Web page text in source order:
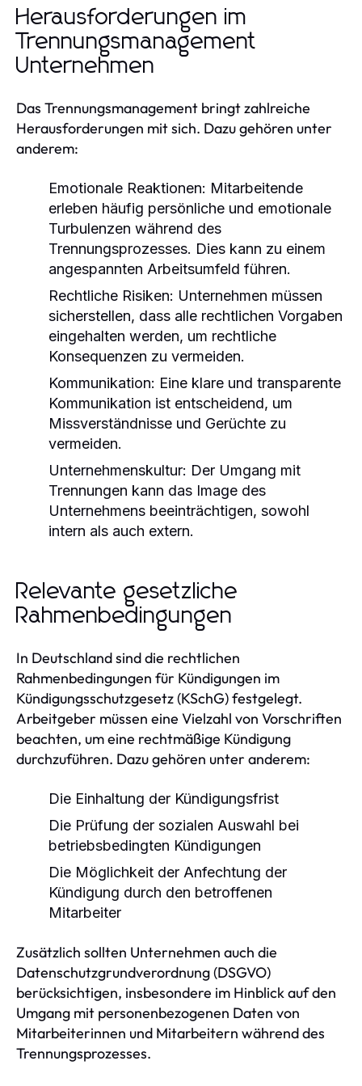
Herausforderungen im
Trennungsmanagement
Unternehmen
Das Trennungsmanagement bringt zahlreiche
Herausforderungen mit sich. Dazu gehören unter
anderem:
Emotionale Reaktionen: Mitarbeitende
erleben häufig persönliche und emotionale
Turbulenzen während des
Trennungsprozesses. Dies kann zu einem
angespannten Arbeitsumfeld führen.
Rechtliche Risiken: Unternehmen müssen
sicherstellen, dass alle rechtlichen Vorgaben
eingehalten werden, um rechtliche
Konsequenzen zu vermeiden.
Kommunikation: Eine klare und transparente
Kommunikation ist entscheidend, um
Missverständnisse und Gerüchte zu
vermeiden.
Unternehmenskultur: Der Umgang mit
Trennungen kann das Image des
Unternehmens beeinträchtigen, sowohl
intern als auch extern.
Relevante gesetzliche
Rahmenbedingungen
In Deutschland sind die rechtlichen
Rahmenbedingungen für Kündigungen im
Kündigungsschutzgesetz (KSchG) festgelegt.
Arbeitgeber müssen eine Vielzahl von Vorschriften
beachten, um eine rechtmäßige Kündigung
durchzuführen. Dazu gehören unter anderem:
Die Einhaltung der Kündigungsfrist
Die Prüfung der sozialen Auswahl bei
betriebsbedingten Kündigungen
Die Möglichkeit der Anfechtung der
Kündigung durch den betroffenen
Mitarbeiter
Zusätzlich sollten Unternehmen auch die
Datenschutzgrundverordnung (DSGVO)
berücksichtigen, insbesondere im Hinblick auf den
Umgang mit personenbezogenen Daten von
Mitarbeiterinnen und Mitarbeitern während des
Trennungsprozesses.